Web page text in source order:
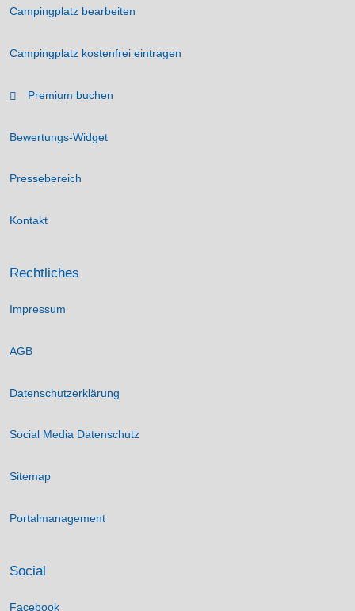
Campingplatz bearbeiten
Campingplatz kostenfrei eintragen
Premium buchen
Bewertungs-Widget
Pressebereich
Kontakt
Rechtliches
Impressum
AGB
Datenschutzerklärung
Social Media Datenschutz
Sitemap
Portalmanagement
Social
Facebook